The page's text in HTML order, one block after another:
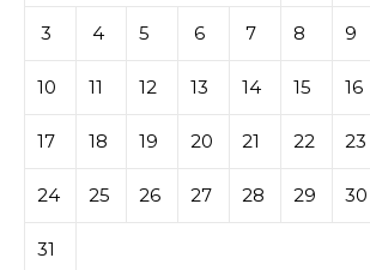
3 4 5 6 7 8 9
10 11 12 13 14 15 16
17 18 19 20 21 22 23
24 25 26 27 28 29 30
31